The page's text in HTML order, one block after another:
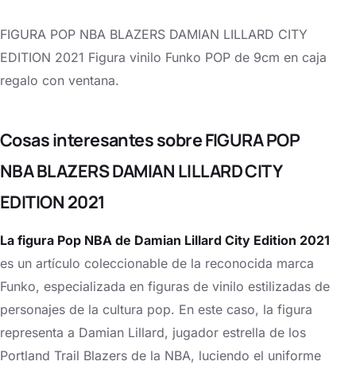
FIGURA POP NBA BLAZERS DAMIAN LILLARD CITY
EDITION 2021 Figura vinilo Funko POP de 9cm en caja
regalo con ventana.
Cosas interesantes sobre FIGURA POP
NBA BLAZERS DAMIAN LILLARD CITY
EDITION 2021
La figura Pop NBA de Damian Lillard City Edition 2021
es un artículo coleccionable de la reconocida marca
Funko, especializada en figuras de vinilo estilizadas de
personajes de la cultura pop. En este caso, la figura
representa a Damian Lillard, jugador estrella de los
Portland Trail Blazers de la NBA, luciendo el uniforme